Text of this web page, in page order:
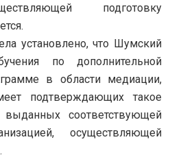
подготовку
установлено, что Шумский
по дополнительной
в области медиации,
подтверждающих такое
выданных соответствующей
осуществляющей